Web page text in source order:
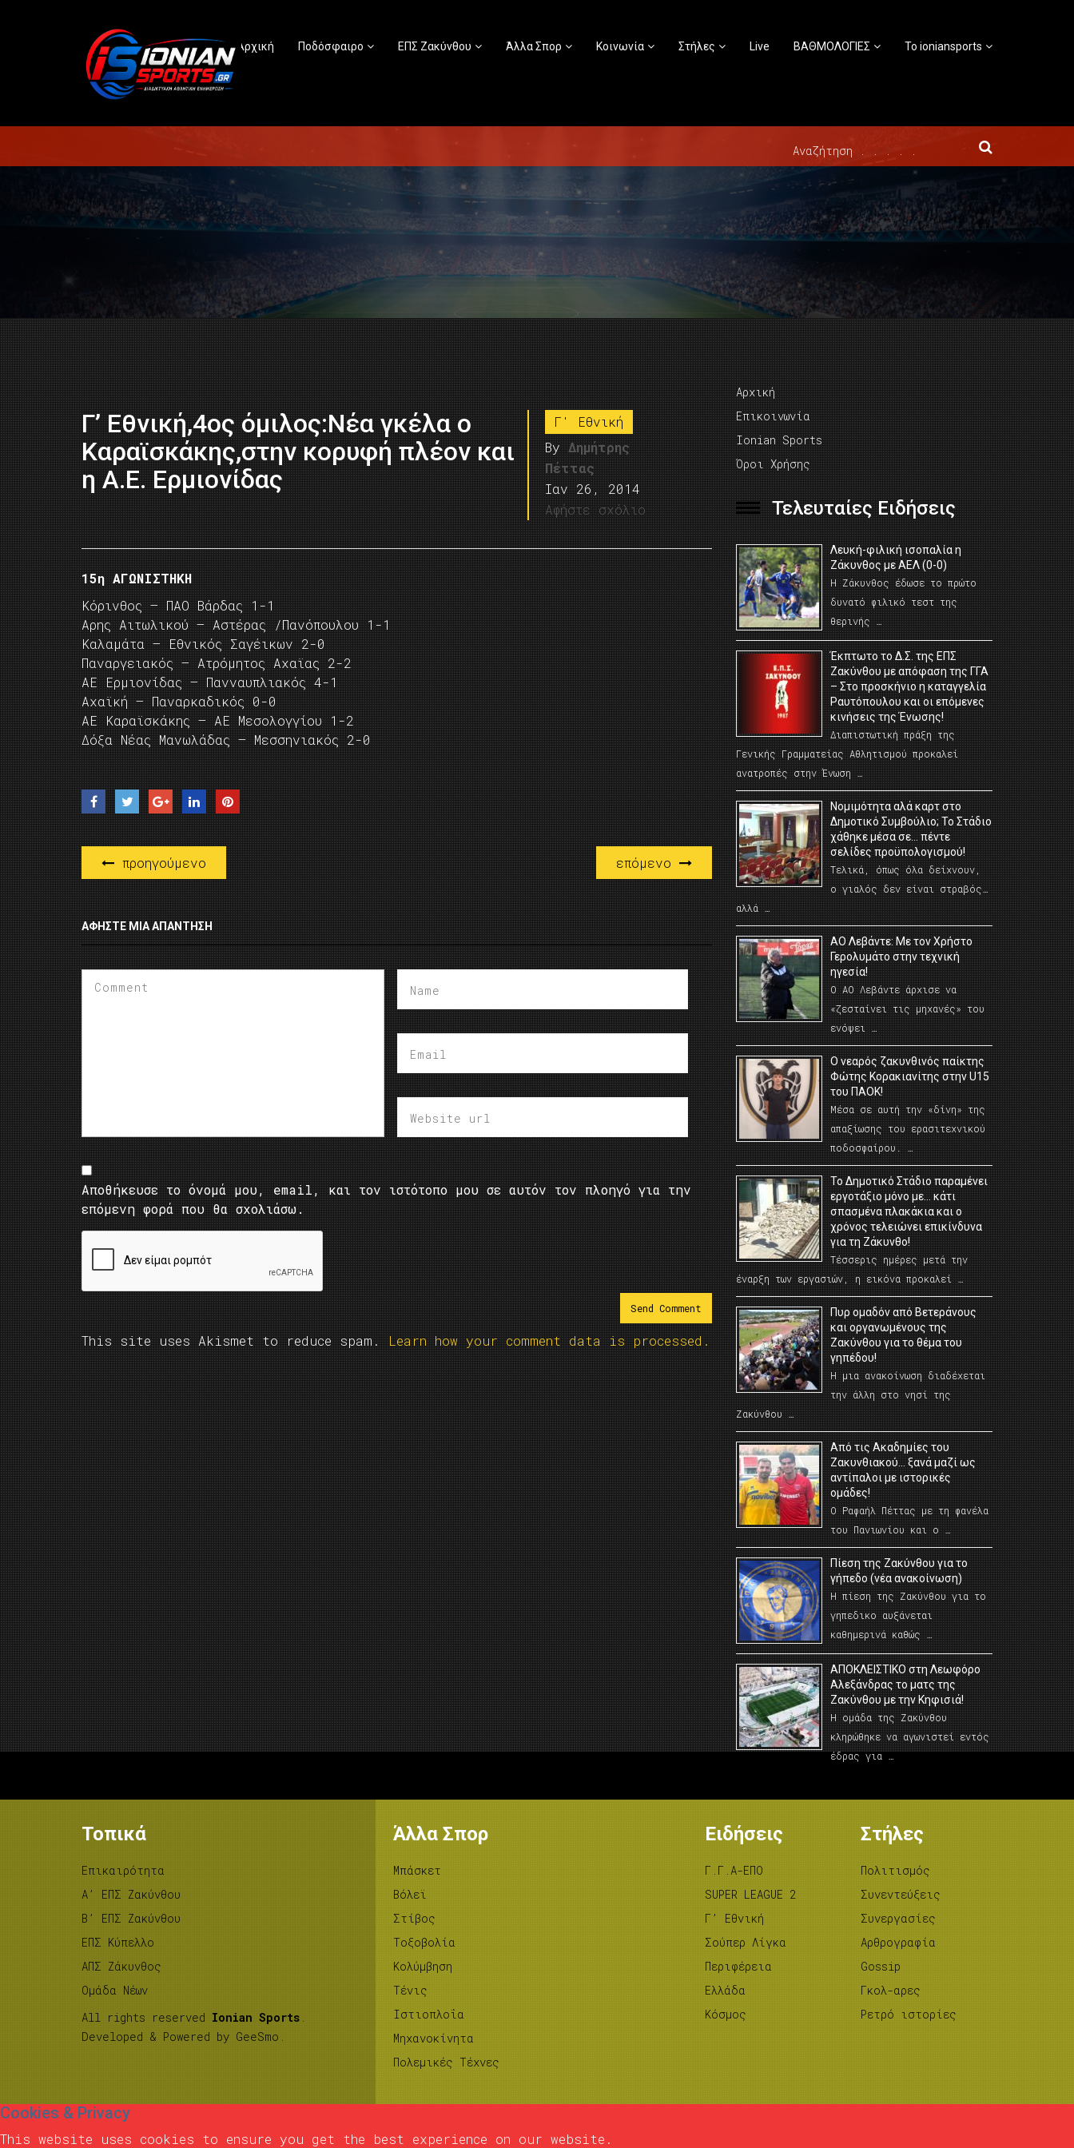
Αρχική Ποδόσφαιρο ΕΠΣ Ζακύνθου Άλλα Σπορ Κοινωνία Στήλες Live ΒΑΘΜΟΛΟΓΙΕΣ Το ioniansports
Γ’ Εθνική,4ος όμιλος:Νέα γκέλα ο
Καραϊσκάκης,στην κορυφή πλέον και
η Α.Ε. Ερμιονίδας
Γ' Εθνική
By Δημήτρης
Πέττας
Ιαν 26, 2014
Αφήστε σχόλιο
15η ΑΓΩΝΙΣΤΗΚΗ
Κόρινθος – ΠΑΟ Βάρδας 1-1
Αρης Αιτωλικού – Αστέρας /Πανόπουλου 1-1
Καλαμάτα – Εθνικός Σαγέικων 2-0
Παναργειακός – Ατρόμητος Αχαϊας 2-2
ΑΕ Ερμιονίδας – Πανναυπλιακός 4-1
Αχαϊκή – Παναρκαδικός 0-0
ΑΕ Καραϊσκάκης – ΑΕ Μεσολογγίου 1-2
Δόξα Νέας Μανωλάδας – Μεσσηνιακός 2-0
προηγούμενο επόμενο
ΑΦΉΣΤΕ ΜΙΑ ΑΠΆΝΤΗΣΗ
Αποθήκευσε το όνομά μου, email, και τον ιστότοπο μου σε αυτόν τον πλοηγό για την
επόμενη φορά που θα σχολιάσω.
This site uses Akismet to reduce spam. Learn how your comment data is processed.
Αρχική
Επικοινωνία
Ionian Sports
Όροι Χρήσης
Τελευταίες Ειδήσεις
Λευκή-φιλική ισοπαλία η
Ζάκυνθος με ΑΕΛ (0-0)
Η Ζάκυνθος έδωσε το πρώτο
δυνατό φιλικό τεστ της
θερινής …
Έκπτωτο το Δ.Σ. της ΕΠΣ
Ζακύνθου με απόφαση της ΓΓΑ
– Στο προσκήνιο η καταγγελία
Ραυτόπουλου και οι επόμενες
κινήσεις της Ένωσης!
Διαπιστωτική πράξη της
Γενικής Γραμματείας Αθλητισμού προκαλεί
ανατροπές στην Ένωση …
Νομιμότητα αλά καρτ στο
Δημοτικό Συμβούλιο; Το Στάδιο
χάθηκε μέσα σε… πέντε
σελίδες προϋπολογισμού!
Τελικά, όπως όλα δείχνουν,
ο γιαλός δεν είναι στραβός…
αλλά …
ΑΟ Λεβάντε: Με τον Χρήστο
Γερολυμάτο στην τεχνική
ηγεσία!
Ο ΑΟ Λεβάντε άρχισε να
«ζεσταίνει τις μηχανές» του
ενόψει …
O νεαρός ζακυνθινός παίκτης
Φώτης Κορακιανίτης στην U15
του ΠΑΟΚ!
Μέσα σε αυτή την «δίνη» της
απαξίωσης του ερασιτεχνικού
ποδοσφαίρου. …
Το Δημοτικό Στάδιο παραμένει
εργοτάξιο μόνο με… κάτι
σπασμένα πλακάκια και ο
χρόνος τελειώνει επικίνδυνα
για τη Ζάκυνθο!
Τέσσερις ημέρες μετά την
έναρξη των εργασιών, η εικόνα προκαλεί …
Πυρ ομαδόν από Βετεράνους
και οργανωμένους της
Ζακύνθου για το θέμα του
γηπέδου!
Η μια ανακοίνωση διαδέχεται
την άλλη στο νησί της
Ζακύνθου …
Από τις Ακαδημίες του
Ζακυνθιακού… ξανά μαζί ως
αντίπαλοι με ιστορικές
ομάδες!
Ο Ραφαήλ Πέττας με τη φανέλα
του Πανιωνίου και ο …
Πίεση της Ζακύνθου για το
γήπεδο (νέα ανακοίνωση)
Η πίεση της Ζακύνθου για το
γηπεδικο αυξάνεται
καθημερινά καθώς …
AΠΟΚΛΕΙΣΤΙΚΟ στη Λεωφόρο
Αλεξάνδρας το ματς της
Ζακύνθου με την Κηφισιά!
Η ομάδα της Ζακύνθου
κληρώθηκε να αγωνιστεί εντός
έδρας για …
Τοπικά
Επικαιρότητα
A’ ΕΠΣ Ζακύνθου
B’ ΕΠΣ Ζακύνθου
ΕΠΣ Κύπελλο
ΑΠΣ Ζάκυνθος
Ομάδα Νέων
All rights reserved Ionian Sports .
Developed & Powered by GeeSmo .
Άλλα Σπορ
Μπάσκετ
Βόλεϊ
Στίβος
Tοξοβολία
Κολύμβηση
Τένις
Ιστιοπλοΐα
Μηχανοκίνητα
Πολεμικές Τέχνες
Ειδήσεις
Γ.Γ.Α-ΕΠΟ
SUPER LEAGUE 2
Γ’ Εθνική
Σούπερ Λίγκα
Περιφέρεια
Ελλάδα
Κόσμος
Στήλες
Πολιτισμός
Συνεντεύξεις
Συνεργασίες
Αρθρογραφία
Gossip
Γκολ-αρες
Ρετρό ιστορίες
Cookies & Privacy
This website uses cookies to ensure you get the best experience on our website.